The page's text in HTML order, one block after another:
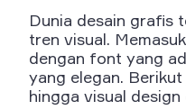
Dunia desain grafis
tren visual.
dengan font yang
yang elegan.
hingga visual design